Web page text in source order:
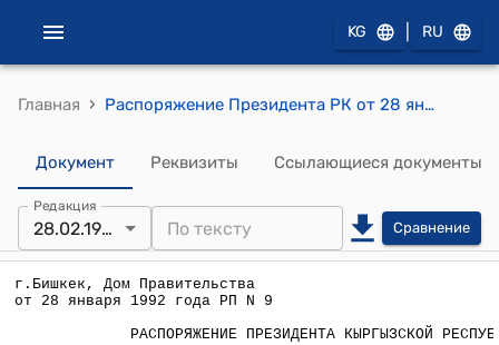
KG RU
Главная › Распоряжение Президента РК от 28 января 1992 года РП №9 "О Мурзабекове С.М."
Документ Реквизиты Ссылающиеся документы
Редакция
28.02.1992 Сравнение